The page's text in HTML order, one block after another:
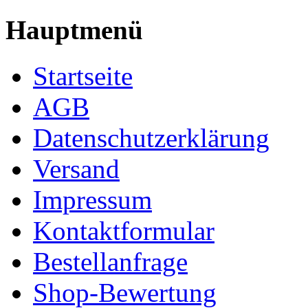
Hauptmenü
Startseite
AGB
Datenschutzerklärung
Versand
Impressum
Kontaktformular
Bestellanfrage
Shop-Bewertung